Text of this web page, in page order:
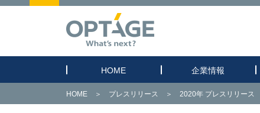
HOME 企業情報
HOME ＞ プレスリリース ＞ 2020年 プレスリリース